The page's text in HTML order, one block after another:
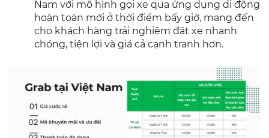
Nam với mô hình gọi xe qua ứng dụng di động
hoàn toàn mới ở thời điểm bấy giờ, mang đến
cho khách hàng trải nghiệm đặt xe nhanh
chóng, tiện lợi và giá cả cạnh tranh hơn.